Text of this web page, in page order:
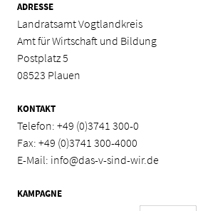
ADRESSE
Landratsamt Vogtlandkreis
Amt für Wirtschaft und Bildung
Postplatz 5
08523 Plauen
KONTAKT
Telefon: +49 (0)3741 300-0
Fax: +49 (0)3741 300-4000
E-Mail: info@das-v-sind-wir.de
KAMPAGNE